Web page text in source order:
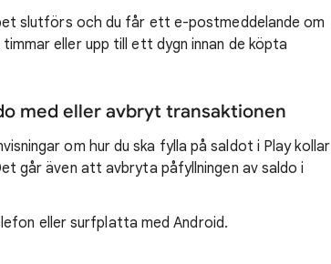
slutförs och du får ett e-postmeddelande om
eller upp till ett dygn innan de köpta
med eller avbryt transaktionen
om hur du ska fylla på saldot i Play kollar
går även att avbryta påfyllningen av saldo i
eller surfplatta med Android.